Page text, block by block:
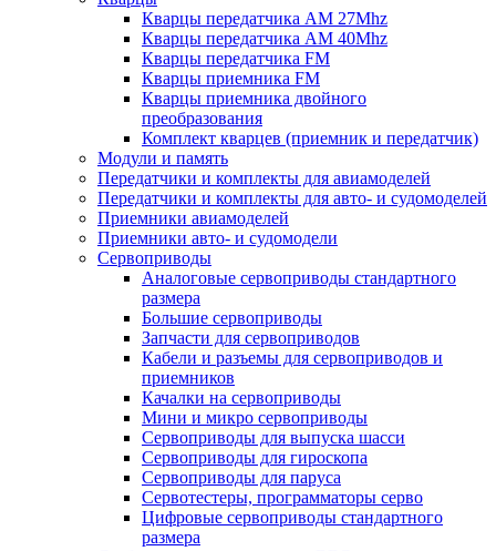
Кварцы передатчика AM 27Mhz
Кварцы передатчика AM 40Mhz
Кварцы передатчика FM
Кварцы приемника FM
Кварцы приемника двойного
преобразования
Комплект кварцев (приемник и передатчик)
Модули и память
Передатчики и комплекты для авиамоделей
Передатчики и комплекты для авто- и судомоделей
Приемники авиамоделей
Приемники авто- и судомодели
Сервоприводы
Аналоговые сервоприводы стандартного
размера
Большие сервоприводы
Запчасти для сервоприводов
Кабели и разъемы для сервоприводов и
приемников
Качалки на сервоприводы
Мини и микро сервоприводы
Сервоприводы для выпуска шасси
Сервоприводы для гироскопа
Сервоприводы для паруса
Сервотестеры, программаторы серво
Цифровые сервоприводы стандартного
размера